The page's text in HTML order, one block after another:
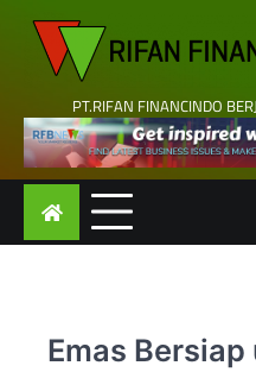
content
PT.RIFAN FINANCINDO
Emas